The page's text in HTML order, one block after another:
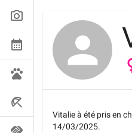
Vitalieà été pris en
14/03/2025.